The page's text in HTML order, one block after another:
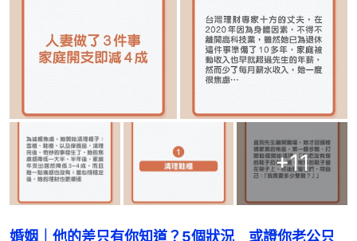
+11
婚姻｜他的差只有你知道？5個狀況　或證你老公只